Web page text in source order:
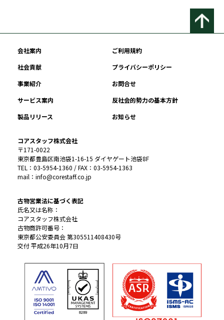
会社案内
ご利用規約
社会貢献
プライバシーポリシー
事業紹介
お問合せ
サービス案内
反社会的勢力の基本方針
製品リリース
お知らせ
コアスタッフ株式会社
〒171-0022
東京都豊島区南池袋1-16-15 ダイヤゲート池袋8F
TEL：03-5954-1360 / FAX：03-5954-1363
mail：info@corestaff.co.jp
古物営業法に基づく表記
氏名又は名称：
コアスタッフ株式会社
古物商許可番号：
東京都公安委員会 第305511408430号
交付 平成26年10月7日